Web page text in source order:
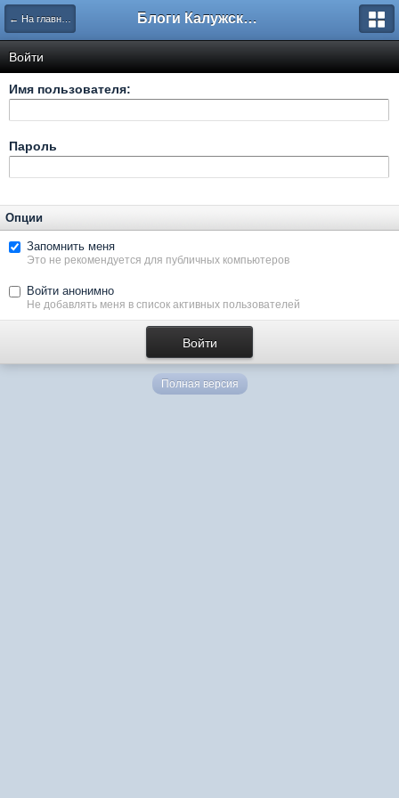
← На главную Блоги Калужского перекрестка
Войти
Имя пользователя:
Пароль
Опции
Запомнить меня
Это не рекомендуется для публичных компьютеров
Войти анонимно
Не добавлять меня в список активных пользователей
Полная версия